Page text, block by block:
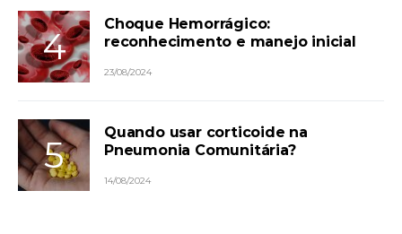
Choque Hemorrágico:
reconhecimento e manejo inicial
23/08/2024
Quando usar corticoide na
Pneumonia Comunitária?
14/08/2024